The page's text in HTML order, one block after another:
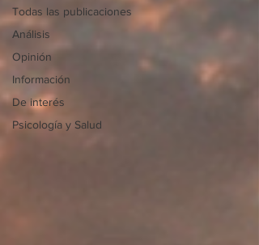
Todas las publicaciones
Análisis
Opinión
Información
De interés
Psicología y Salud